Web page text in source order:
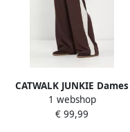
CATWALK JUNKIE Dames
Broeken Tracksuit Trousers
With Piping Bruin
1 webshop
€ 99,99